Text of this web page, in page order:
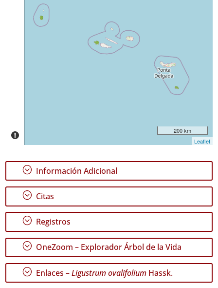
Distribución
✓
Faial
de
P2
P3
Rango
de
Fechas
200 km
Leaflet
; Información Adicional
; Citas
; Registros
; OneZoom – Explorador Árbol de la Vida
; Enlaces –Ligustrum ovalifolium Hassk.